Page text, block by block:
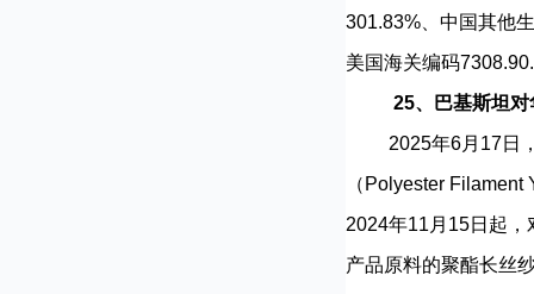
301.83%、中国其他
美国海关编码
25、巴基斯坦
2025年6月17日，
（Polyester
2024年11月15日起
产品原料的聚酯长丝